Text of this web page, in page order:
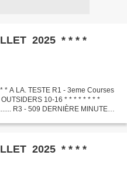
DU 27 JUILLET 2025 * * * *
* A LA. TESTE R1 - 3eme Courses
10-16 * * * * * * * *
R3 - 509 DERNIÈRE MINUTE
DU 26 JUILLET 2025 * * * *